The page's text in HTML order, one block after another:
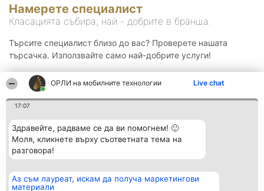
ОРЛИ на мобилните технологии Live chat
17:07
Здравейте, радваме се да ви помогнем! 🙂
Моля, кликнете върху съответната тема на
разговора!
Аз съм лауреат, искам да получа маркетингови
материали
Намерете специалист
Класацията събира, най - добрите в бранша.
Търсите специалист близо до вас? Проверете нашата
търсачка. Използвайте само най-добрите услуги!
Организатор на
класиране
Класация Контакти